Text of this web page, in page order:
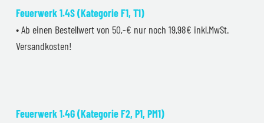
Feuerwerk 1.4S (Kategorie F1, T1)
• Ab einen Bestellwert von 50,-€ nur noch 19,98€ inkl.MwSt.
Versandkosten!
Feuerwerk 1.4G (Kategorie F2, P1, PM1)